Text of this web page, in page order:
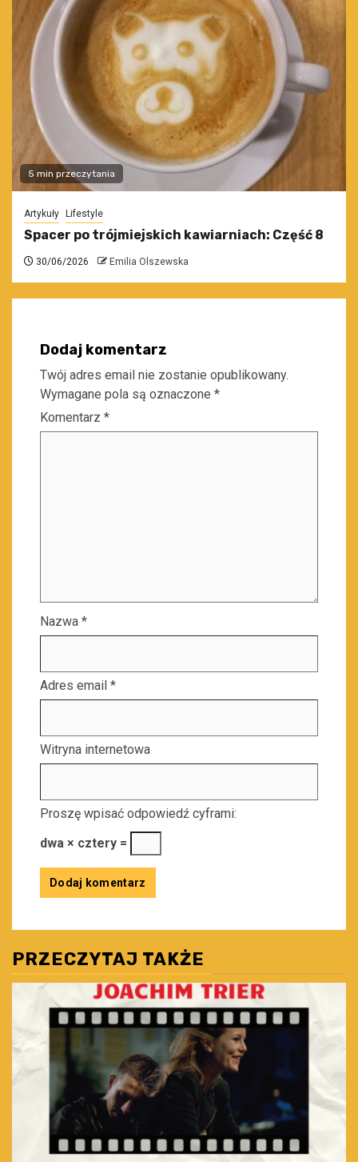
5 min przeczytania
Artykuły Lifestyle
Spacer po trójmiejskich kawiarniach: Część 8
30/06/2026 Emilia Olszewska
Dodaj komentarz
Twój adres email nie zostanie opublikowany.
Wymagane pola są oznaczone *
Komentarz *
Nazwa *
Adres email *
Witryna internetowa
Proszę wpisać odpowiedź cyframi:
dwa × cztery =
PRZECZYTAJ TAKŻE